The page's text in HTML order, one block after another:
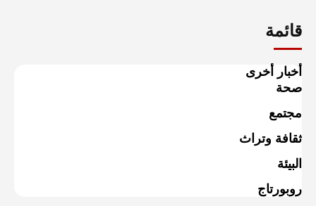
قائمة
أخبار أخرى
صحة
مجتمع
ثقافة وتراث
البيئة
روبورتاج